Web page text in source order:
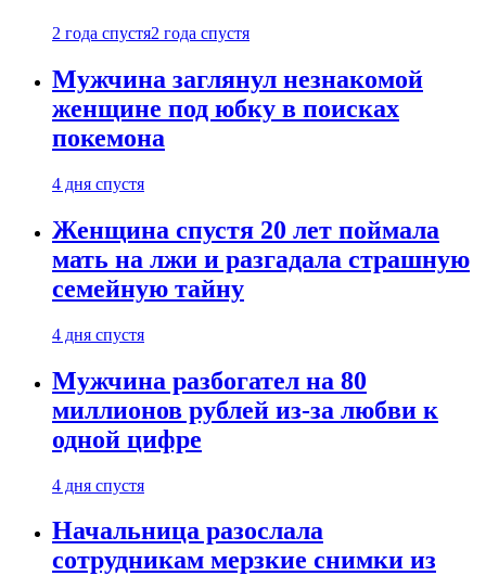
2 года спустя2 года спустя
Мужчина заглянул незнакомой
женщине под юбку в поисках
покемона
4 дня спустя
Женщина спустя 20 лет поймала
мать на лжи и разгадала страшную
семейную тайну
4 дня спустя
Мужчина разбогател на 80
миллионов рублей из-за любви к
одной цифре
4 дня спустя
Начальница разослала
сотрудникам мерзкие снимки из